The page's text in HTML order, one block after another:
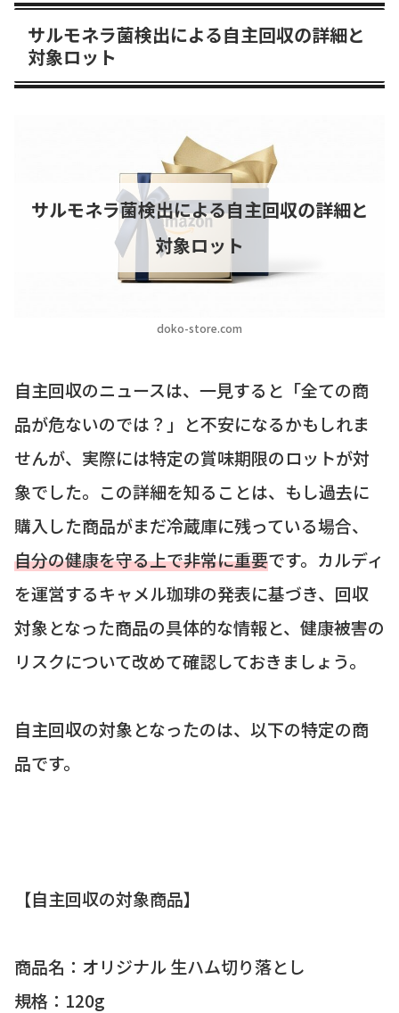
サルモネラ菌検出による自主回収の詳細と
対象ロット
doko-store.com
サルモネラ菌検出による自主回収の詳細と
対象ロット
自主回収のニュースは、一見すると「全ての商
品が危ないのでは？」と不安になるかもしれま
せんが、実際には特定の賞味期限のロットが対
象でした。この詳細を知ることは、もし過去に
購入した商品がまだ冷蔵庫に残っている場合、
自分の健康を守る上で非常に重要です。カルディ
を運営するキャメル珈琲の発表に基づき、回収
対象となった商品の具体的な情報と、健康被害の
リスクについて改めて確認しておきましょう。
自主回収の対象となったのは、以下の特定の商
品です。
【自主回収の対象商品】
商品名：オリジナル 生ハム切り落とし
規格：120g